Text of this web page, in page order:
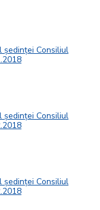
ședinței Consiliul
ședinței Consiliul
ședinței Consiliul